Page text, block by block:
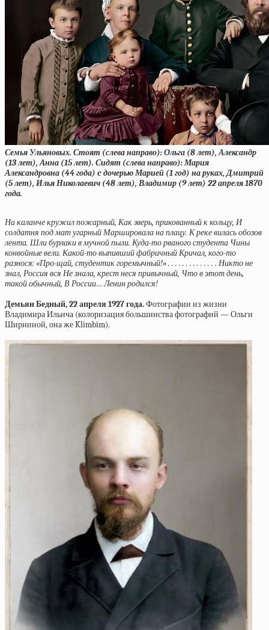
Семья Ульяновых. Стоят (слева направо): Ольга (8 лет), Александр
(13 лет), Анна (15 лет). Сидят (слева направо): Мария
Александровна (44 года) c дочерью Марией (1 год) на руках, Дмитрий
(5 лет), Илья Николаевич (48 лет), Владимир (9 лет) 22 апреля 1870
года.
На каланче кружил пожарный, Как зверь, прикованный к кольцу, И
солдатня под мат угарный Маршировала на плацу. К реке вилась обозов
лента. Шли бурлаки в мучной пыли. Куда-то рваного студента Чины
конвойные вели. Какой-то выпивший фабричный Кричал, кого-то
разнося: «Про-щай, студентик горемычный!» . . . . . . . . . . . . . . Никто не
знал, Россия вся Не знала, крест неся привычный, Что в этот день,
такой обычный, В России… Ленин родился!
Демьян Бедный, 22 апреля 1927 года.Фотографии из жизни
Владимира Ильича (колоризация большинства фотографий — Ольги
Ширниной, она же Klimbim).